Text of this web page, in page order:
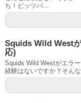
ち！ビッツパ...
Squids Wild West
応)
Squids Wild Westがエラ
経験はないですか？そん